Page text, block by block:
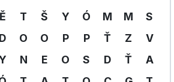
T Š Y Ó M M
S
O O P P Ť Z
V
N E O S D Ť
A